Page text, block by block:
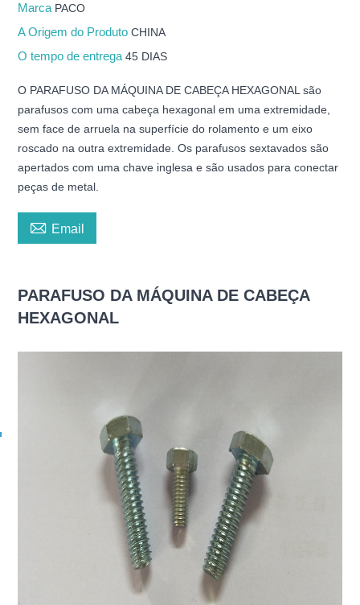
Marca PACO
A Origem do ProdutoCHINA
O tempo de entrega45 DIAS
O PARAFUSO DA MÁQUINA DE CABEÇA HEXAGONAL são
parafusos com uma cabeça hexagonal em uma extremidade,
sem face de arruela na superfície do rolamento e um eixo
roscado na outra extremidade. Os parafusos sextavados são
apertados com uma chave inglesa e são usados para conectar
peças de metal.
 Email
PARAFUSO DA MÁQUINA DE CABEÇA
HEXAGONAL